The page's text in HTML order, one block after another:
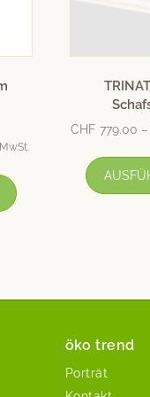
CHF 779.00
öko trend
Porträt